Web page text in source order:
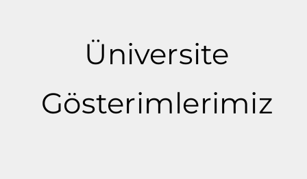
Üniversite
Gösterimlerimiz